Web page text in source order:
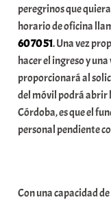
peregrinos que
horario de oficina
60 70 51. Una vez
hacer el ingreso y
proporcionará al
del móvil podrá abrir
Córdoba, es que el
personal pendiente
Con una capacidad